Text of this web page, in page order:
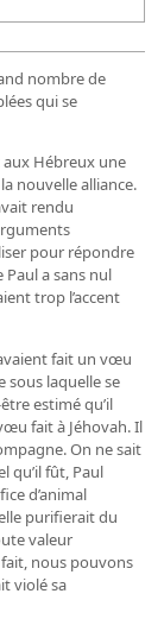
nombre de
qui se
aux Hébreux une
nouvelle alliance.
rendu
pour répondre
a sans nul
trop l’accent
fait un vœu
sous laquelle se
estimé qu’il
fait à Jéhovah. Il
On ne sait
qu’il fût, Paul
d’animal
purifierait du
valeur
nous pouvons
violé sa